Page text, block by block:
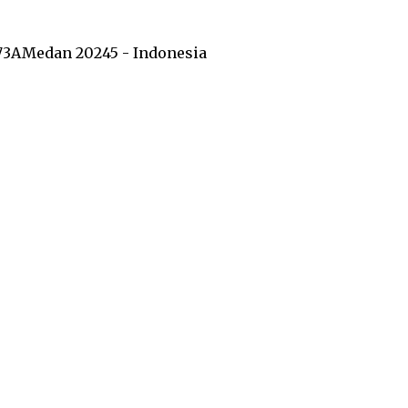
Medan 20245 - Indonesia